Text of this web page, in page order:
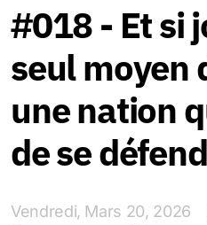
#018 - Et si
seul moyen
une nation
de se
Vendredi, Mars 20, 2026